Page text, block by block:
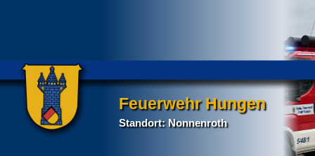
Feuerwehr Hungen
Standort: Nonnenroth